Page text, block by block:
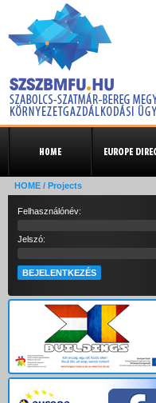
HOME / Projects
Felhasználónév:
Jelszó: